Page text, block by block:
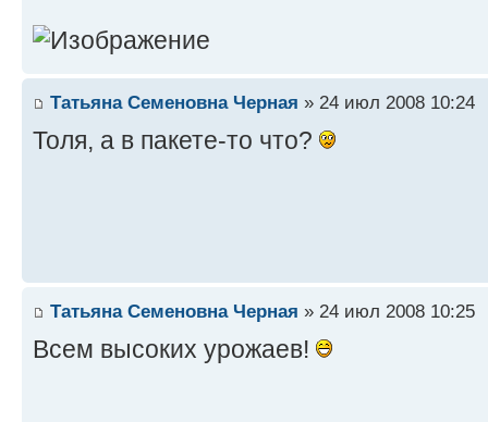
Татьяна Семеновна Черная » 24 июл 2008 10:24
Толя, а в пакете-то что?
Татьяна Семеновна Черная » 24 июл 2008 10:25
Всем высоких урожаев!